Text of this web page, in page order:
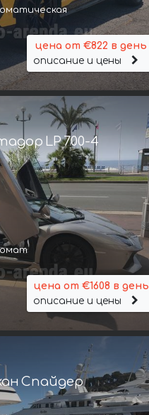
цена от €822 в день
описание и цены
LP 700-4
цена от €1608 в день
описание и цены
Спайдер